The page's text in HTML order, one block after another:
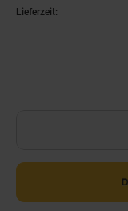
Lieferzeit: